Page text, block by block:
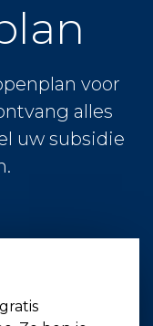
voor
alles
uw subsidie